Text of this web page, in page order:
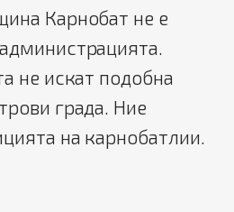
Карнобат не е
не искат подобна
града. Ние
на карнобатлии.